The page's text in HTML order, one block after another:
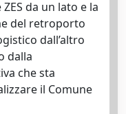
da un lato e la
del retroporto
dall’altro
dalla
che sta
il Comune